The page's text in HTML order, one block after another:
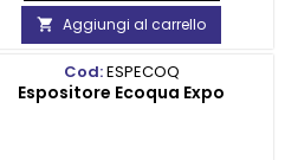
 Aggiungi al carrello
Cod:ESPECOQ
Espositore Ecoqua Expo